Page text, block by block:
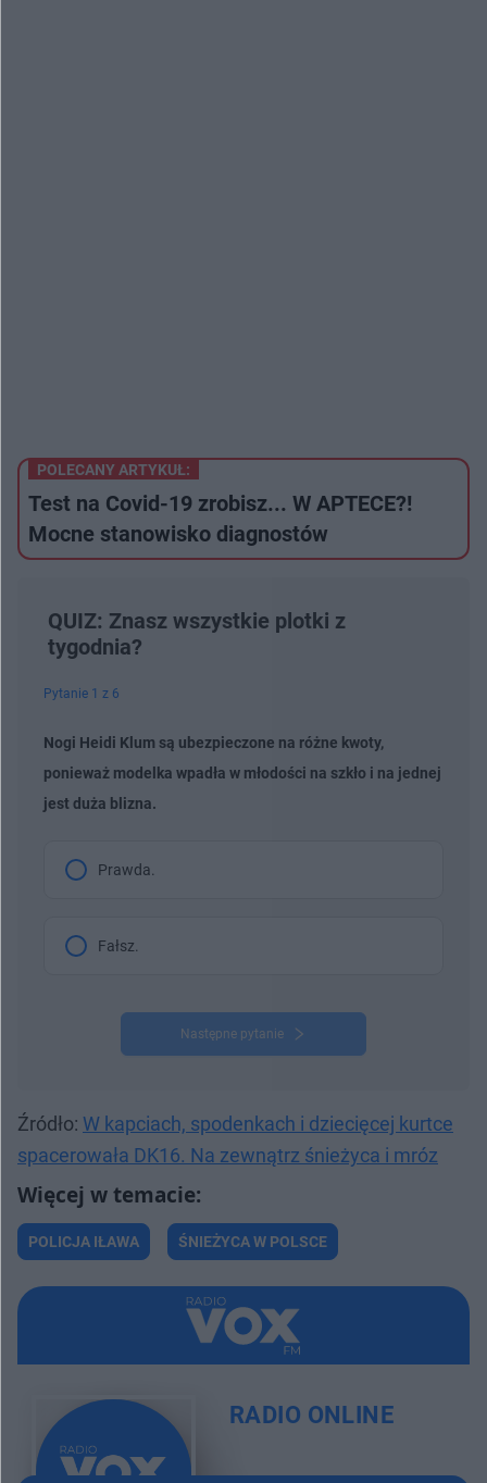
POLECANY ARTYKUŁ:
Test na Covid-19 zrobisz... W APTECE?!
Mocne stanowisko diagnostów
QUIZ: Znasz wszystkie plotki z
tygodnia?
Pytanie 1 z 6
Nogi Heidi Klum są ubezpieczone na różne kwoty,
ponieważ modelka wpadła w młodości na szkło i na jednej
jest duża blizna.
Prawda.
Fałsz.
Następne pytanie
Źródło: W kapciach, spodenkach i dziecięcej kurtce
spacerowała DK16. Na zewnątrz śnieżyca i mróz
POLICJA IŁAWA ŚNIEŻYCA W POLSCE
RADIO ONLINE